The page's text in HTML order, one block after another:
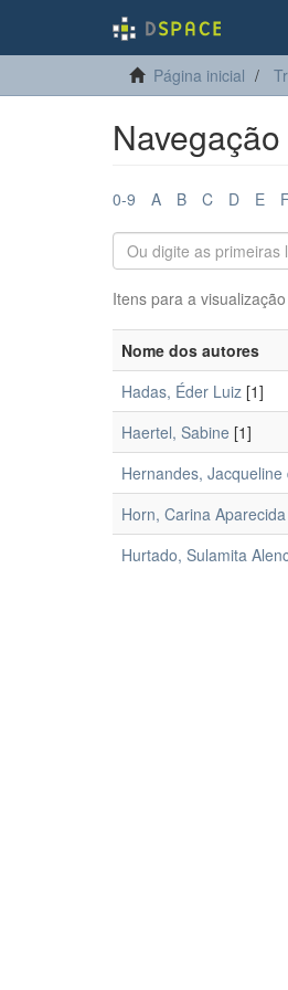
Página inicial
0-9 A B C D E F
Itens para a
Nome dos autores
Hadas, Éder Luiz [1]
Haertel, Sabine [1]
Hernandes,
Horn, Carina
Hurtado, Sulamita